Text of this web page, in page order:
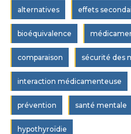
alternatives effets
bioéquivalence
comparaison sécurité des
interaction médicamenteuse
prévention santé mentale
hypothyroïdie